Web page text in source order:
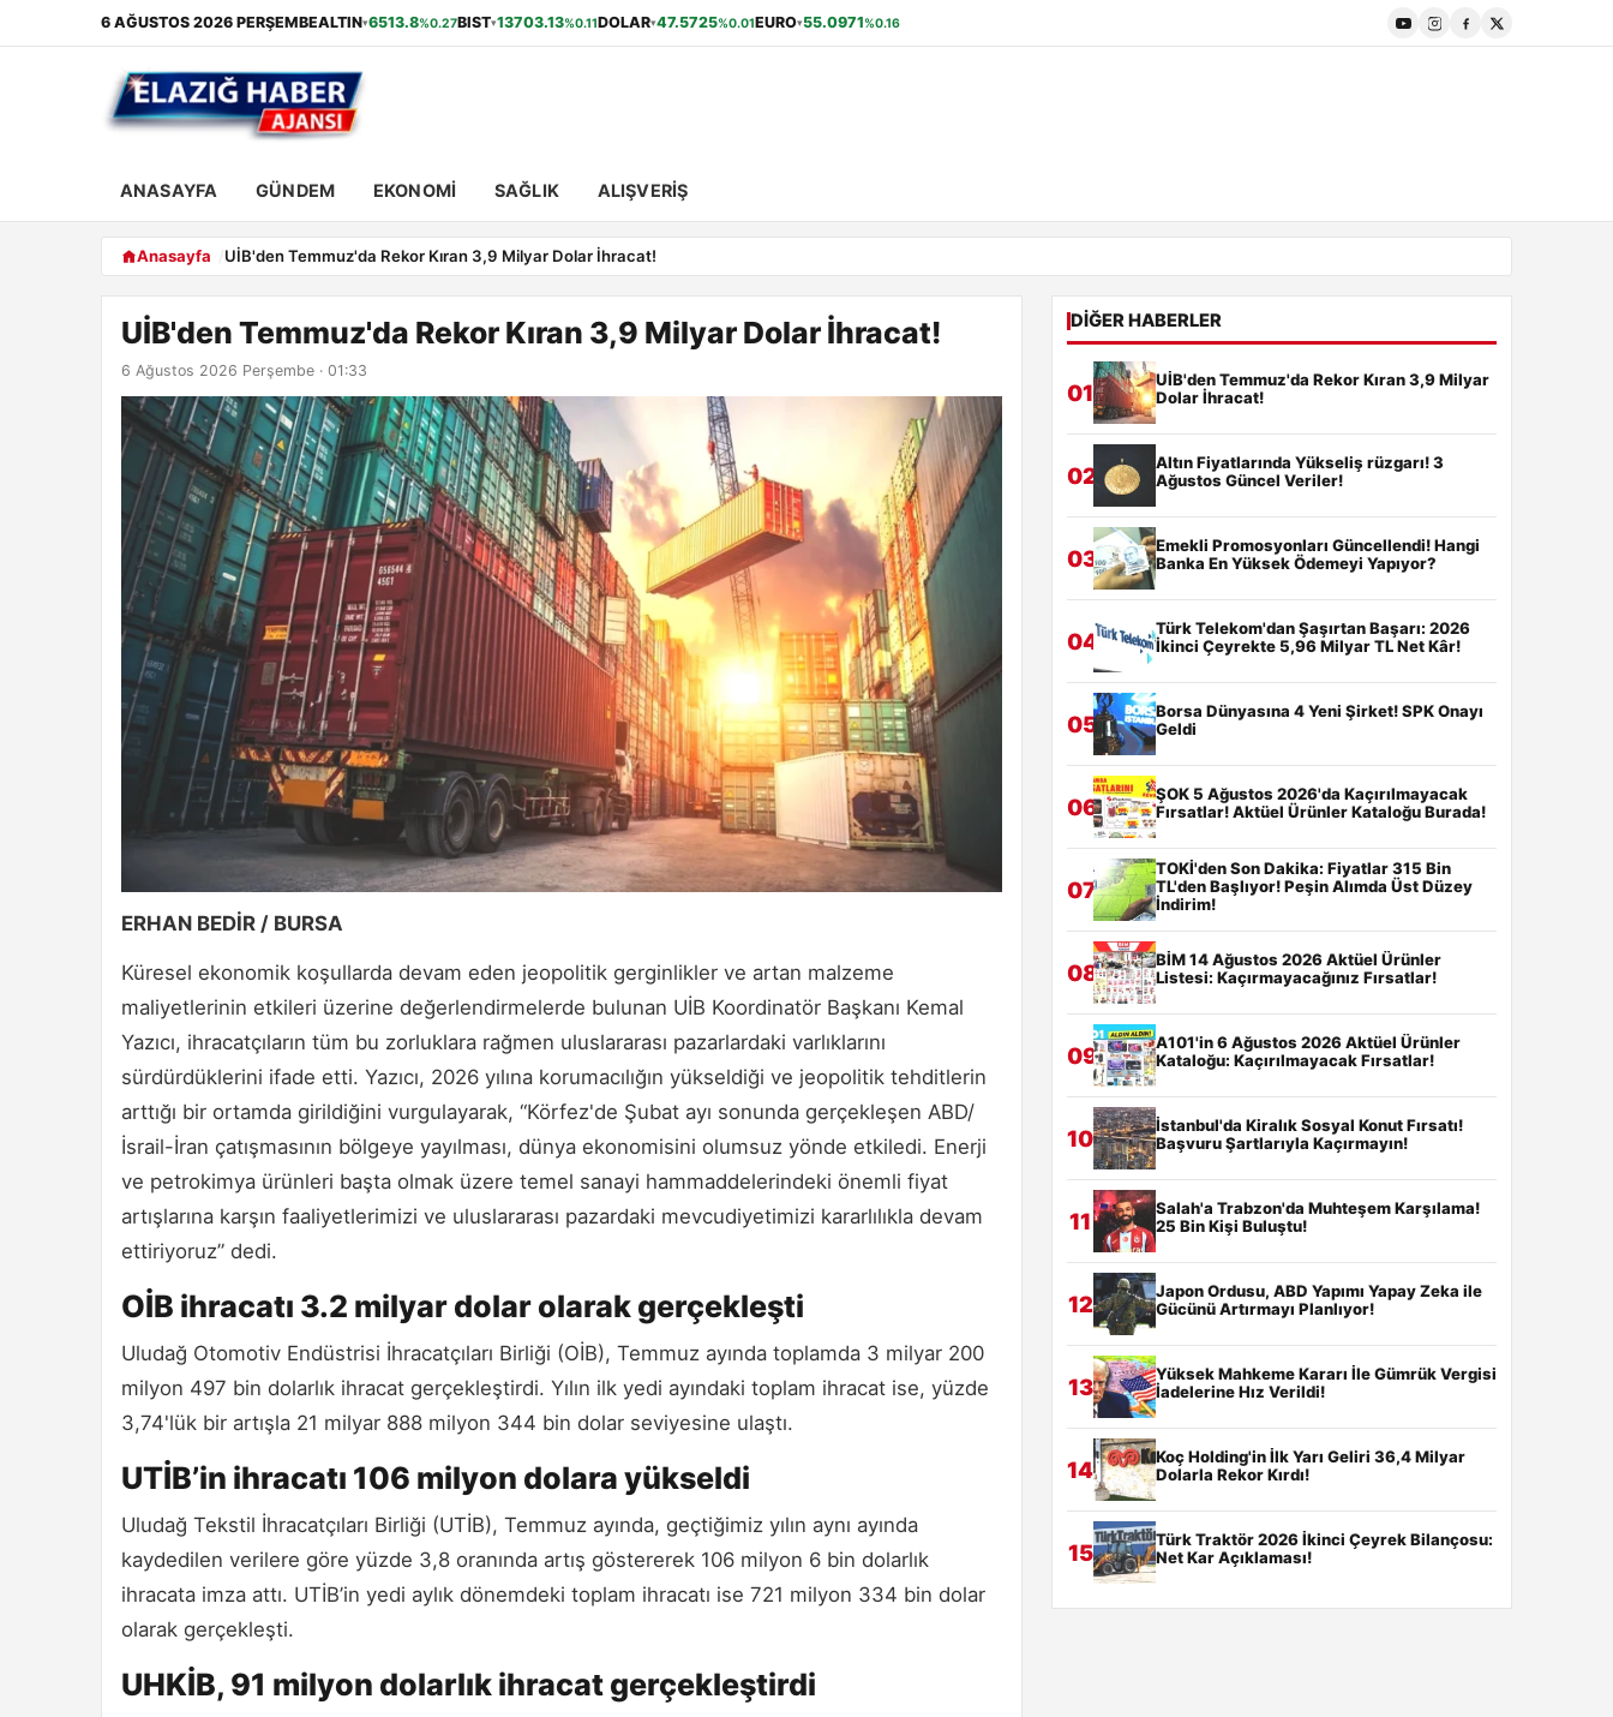
6 AĞUSTOS 2026 PERŞEMBEALTIN▾6513.8%0.27BIST▾13703.13%0.11DOLAR▾47.5725%0.01EURO▾55.0971%0.16
ANASAYFA GÜNDEM EKONOMI SAĞLIK ALIŞVERIŞ
Anasayfa UİB'den Temmuz'da Rekor Kıran 3,9 Milyar Dolar İhracat!
UİB'den Temmuz'da Rekor Kıran 3,9 Milyar Dolar İhracat!
6 Ağustos 2026 Perşembe · 01:33
ERHAN BEDİR / BURSA
Küresel ekonomik koşullarda devam eden jeopolitik gerginlikler ve artan malzeme
maliyetlerinin etkileri üzerine değerlendirmelerde bulunan UİB Koordinatör Başkanı Kemal
Yazıcı, ihracatçıların tüm bu zorluklara rağmen uluslararası pazarlardaki varlıklarını
sürdürdüklerini ifade etti. Yazıcı, 2026 yılına korumacılığın yükseldiği ve jeopolitik tehditlerin
arttığı bir ortamda girildiğini vurgulayarak, “Körfez'de Şubat ayı sonunda gerçekleşen ABD/
İsrail-İran çatışmasının bölgeye yayılması, dünya ekonomisini olumsuz yönde etkiledi. Enerji
ve petrokimya ürünleri başta olmak üzere temel sanayi hammaddelerindeki önemli fiyat
artışlarına karşın faaliyetlerimizi ve uluslararası pazardaki mevcudiyetimizi kararlılıkla devam
ettiriyoruz” dedi.
OİB ihracatı 3.2 milyar dolar olarak gerçekleşti
Uludağ Otomotiv Endüstrisi İhracatçıları Birliği (OİB), Temmuz ayında toplamda 3 milyar 200
milyon 497 bin dolarlık ihracat gerçekleştirdi. Yılın ilk yedi ayındaki toplam ihracat ise, yüzde
3,74'lük bir artışla 21 milyar 888 milyon 344 bin dolar seviyesine ulaştı.
UTİB’in ihracatı 106 milyon dolara yükseldi
Uludağ Tekstil İhracatçıları Birliği (UTİB), Temmuz ayında, geçtiğimiz yılın aynı ayında
kaydedilen verilere göre yüzde 3,8 oranında artış göstererek 106 milyon 6 bin dolarlık
ihracata imza attı. UTİB’in yedi aylık dönemdeki toplam ihracatı ise 721 milyon 334 bin dolar
olarak gerçekleşti.
UHKİB, 91 milyon dolarlık ihracat gerçekleştirdi
DIĞER HABERLER
01
UİB'den Temmuz'da Rekor Kıran 3,9 Milyar
Dolar İhracat!
02
Altın Fiyatlarında Yükseliş rüzgarı! 3
Ağustos Güncel Veriler!
03
Emekli Promosyonları Güncellendi! Hangi
Banka En Yüksek Ödemeyi Yapıyor?
04
Türk Telekom'dan Şaşırtan Başarı: 2026
İkinci Çeyrekte 5,96 Milyar TL Net Kâr!
05
Borsa Dünyasına 4 Yeni Şirket! SPK Onayı
Geldi
06
ŞOK 5 Ağustos 2026'da Kaçırılmayacak
Fırsatlar! Aktüel Ürünler Kataloğu Burada!
07
TOKİ'den Son Dakika: Fiyatlar 315 Bin
TL'den Başlıyor! Peşin Alımda Üst Düzey
İndirim!
08
BİM 14 Ağustos 2026 Aktüel Ürünler
Listesi: Kaçırmayacağınız Fırsatlar!
09
A101'in 6 Ağustos 2026 Aktüel Ürünler
Kataloğu: Kaçırılmayacak Fırsatlar!
10
İstanbul'da Kiralık Sosyal Konut Fırsatı!
Başvuru Şartlarıyla Kaçırmayın!
11
Salah'a Trabzon'da Muhteşem Karşılama!
25 Bin Kişi Buluştu!
12
Japon Ordusu, ABD Yapımı Yapay Zeka ile
Gücünü Artırmayı Planlıyor!
13
Yüksek Mahkeme Kararı İle Gümrük Vergisi
İadelerine Hız Verildi!
14
Koç Holding'in İlk Yarı Geliri 36,4 Milyar
Dolarla Rekor Kırdı!
15
Türk Traktör 2026 İkinci Çeyrek Bilançosu:
Net Kar Açıklaması!